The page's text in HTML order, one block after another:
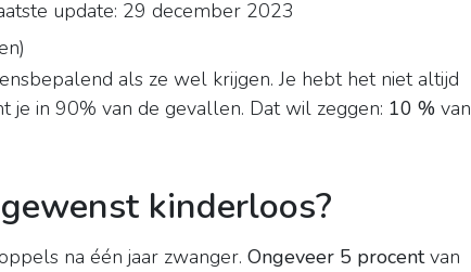
update: 29 december 2023
)
als ze wel krijgen. Je hebt het niet altijd
je in 90% van de gevallen. Dat wil zeggen: 10 % van
kinderloos?
na één jaar zwanger. Ongeveer 5 procentvan